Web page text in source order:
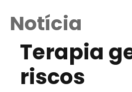
Notícia
Terapia
riscos